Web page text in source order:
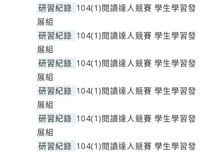
研習紀錄 104(1)閱讀達人競賽 學生學習發
展組
研習紀錄 104(1)閱讀達人競賽 學生學習發
展組
研習紀錄 104(1)閱讀達人競賽 學生學習發
展組
研習紀錄 104(1)閱讀達人競賽 學生學習發
展組
研習紀錄 104(1)閱讀達人競賽 學生學習發
展組
研習紀錄 104(1)閱讀達人競賽 學生學習發